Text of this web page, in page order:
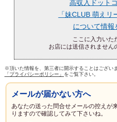
高収入ドット
「妹CLUB 萌えリ
について情報
ここに入力いた
お店には送信されません
※頂いた情報を、第三者に開示することはござい
「プライバシーポリシー」 をご覧下さい。
メールが届かない方へ
あなたの送った問合せメールの控えが
りますので確認してみて下さいね。